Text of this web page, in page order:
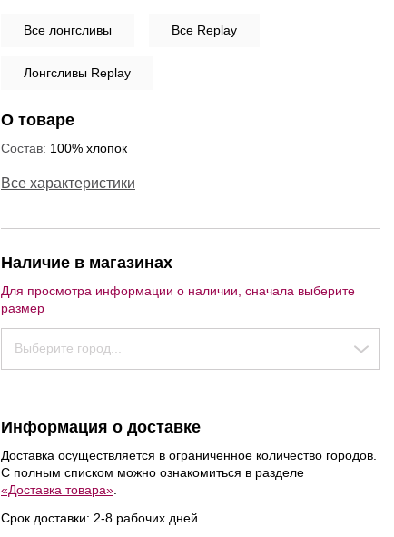
Все лонгсливы Все Replay
Лонгсливы Replay
О товаре
Состав: 100% хлопок
Все характеристики
Наличие в магазинах
Для просмотра информации о наличии, сначала выберите
размер
Выберите город...
Информация о доставке
Доставка осуществляется в ограниченное количество городов.
С полным списком можно ознакомиться в разделе
«Доставка товара»
Срок доставки: 2-8 рабочих дней.